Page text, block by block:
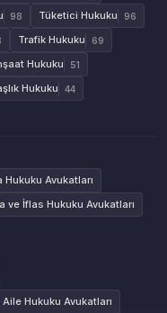
98 Tüketici Hukuku 96
Trafik Hukuku 69
Hukuku 51
Hukuku 44
Hukuku Avukatları
ve İflas Hukuku Avukatları
Hukuku Avukatları